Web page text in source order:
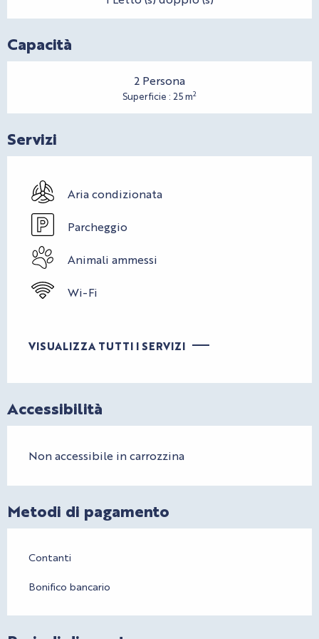
Capacità
2 Persona
Superficie : 25 m2
Servizi
Aria condizionata
Parcheggio
Animali ammessi
Wi-Fi
VISUALIZZA TUTTI I SERVIZI
Accessibilità
Non accessibile in carrozzina
Metodi di pagamento
Contanti
Bonifico bancario